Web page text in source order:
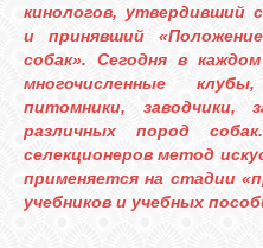
кинологов, утвердивший
и принявший
собак». Сегодня в
многочисленные
питомники, заводчики,
различных пород
селекционеров метод
применяется на стадии
учебников и учебных